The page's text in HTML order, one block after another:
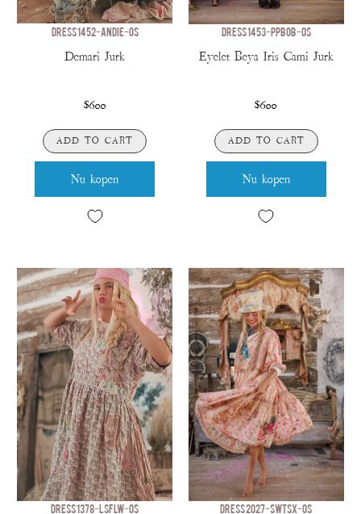
DRESS 1452-ANDIE-OS
Demari Jurk
$600
ADD TO CART
Nu kopen
DRESS 1453-PPBOB-OS
Eyelet Beya Iris Cami Jurk
$600
ADD TO CART
Nu kopen
DRESS 1378-LSFLW-OS DRESS 2027-SWTSX-OS